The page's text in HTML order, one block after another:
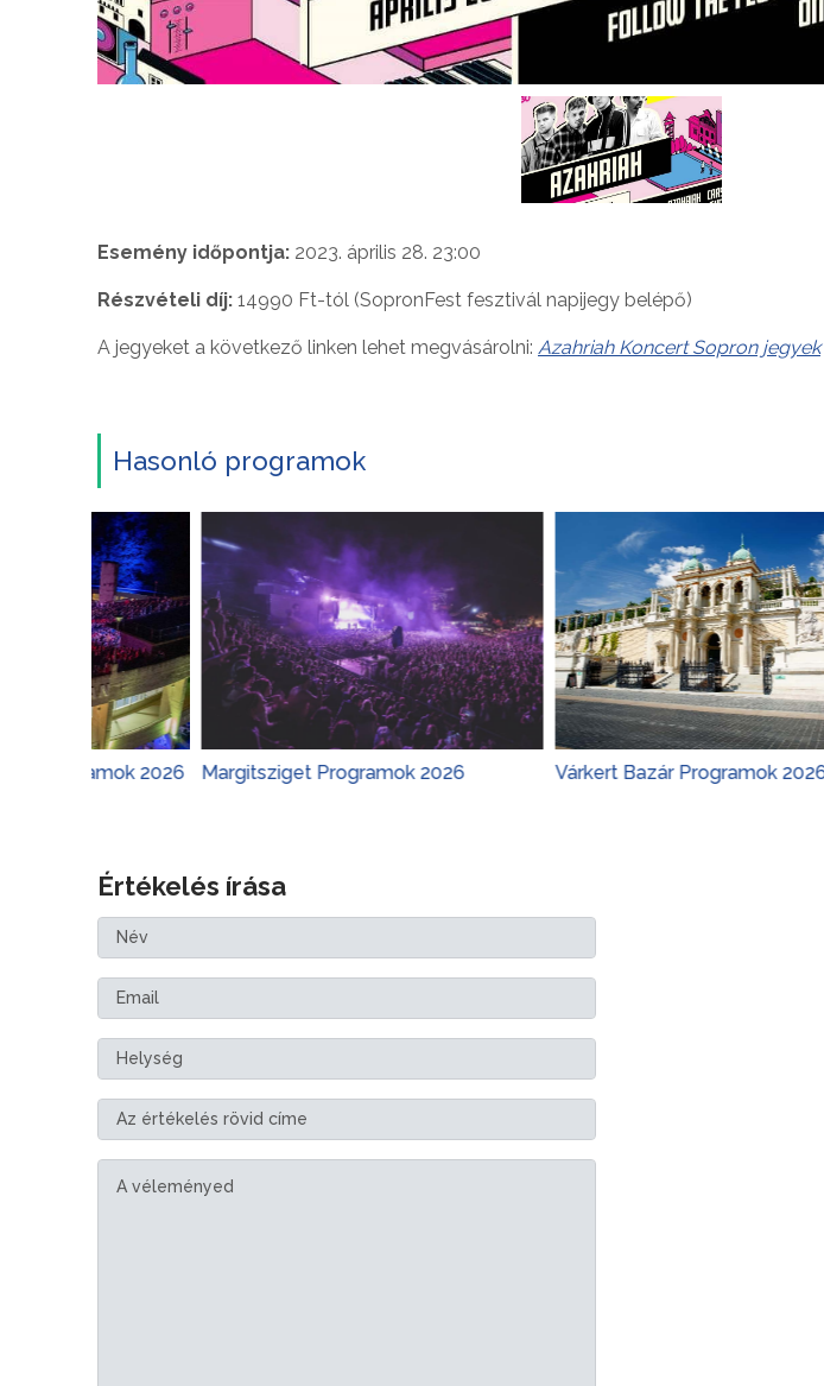
Esemény időpontja: 2023. április 28. 23:00
Részvételi díj: 14990 Ft-tól (SopronFest fesztivál napijegy belépő)
A jegyeket a következő linken lehet megvásárolni: Azahriah Koncert Sopron jegyek
Hasonló programok
2026 Margitsziget Programok 2026 Várkert Bazár Programok 2026
Értékelés írása